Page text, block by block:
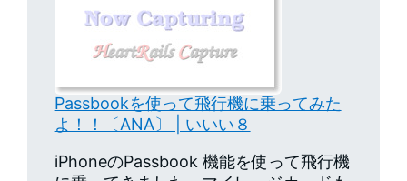
Passbookを使って飛行機に乗ってみた
よ！！〔ANA〕 | いいい８
iPhoneのPassbook 機能を使って飛行機